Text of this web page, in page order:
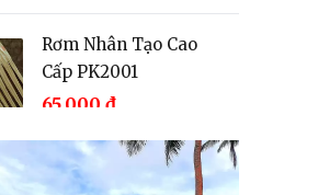
Cấp PK2001
65.000đ
Rơm Nhân Tạo Cao